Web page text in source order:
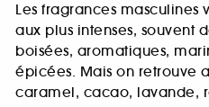
Les fragrances masculines
aux plus intenses, souvent
boisées, aromatiques,
épicées. Mais on retrouve
caramel, cacao, lavande,